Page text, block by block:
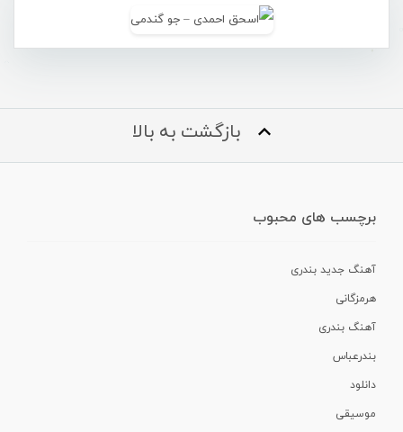
بازگشت به بالا
برچسب های محبوب
آهنگ جدید بندری
هرمزگانی
آهنگ بندری
بندرعباس
دانلود
موسیقی